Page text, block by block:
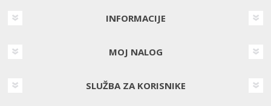
INFORMACIJE
MOJ NALOG
SLUŽBA ZA KORISNIKE